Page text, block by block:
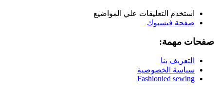
استخدم التعليقات علي المواضيع
صفحة فيسبوك
صفحات مهمة:
التعريف بنا
سياسة الخصوصية
Fashionied sewing